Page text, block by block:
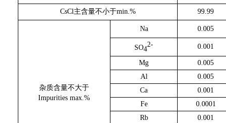
CsCl主含量不小于min.% 99.99
杂质含量不大于
Impurities max.%
Na 0.005
SO4
2- 0.001
Mg 0.005
Al
0.005
Ca
0.001
Fe
0.0001
Rb
0.001